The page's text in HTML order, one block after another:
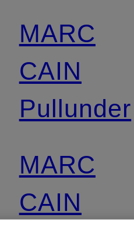
MARC
CAIN
Pullunder
MARC
CAIN